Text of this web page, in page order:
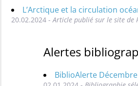
L’Arctique et la circulation
20.02.2024 - Article publié sur le site de
Alertes
BiblioAlerte